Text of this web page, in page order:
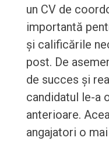
un CV de
importantă
și calificările
post. De
de succes și
candidatul le-a
anterioare.
angajatori o